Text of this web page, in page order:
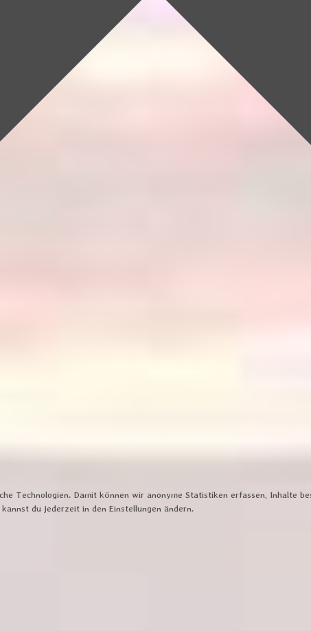
Technologien. Damit können wir anonyme Statistiken erfassen, Inhalte
du jederzeit in den Einstellungen ändern.